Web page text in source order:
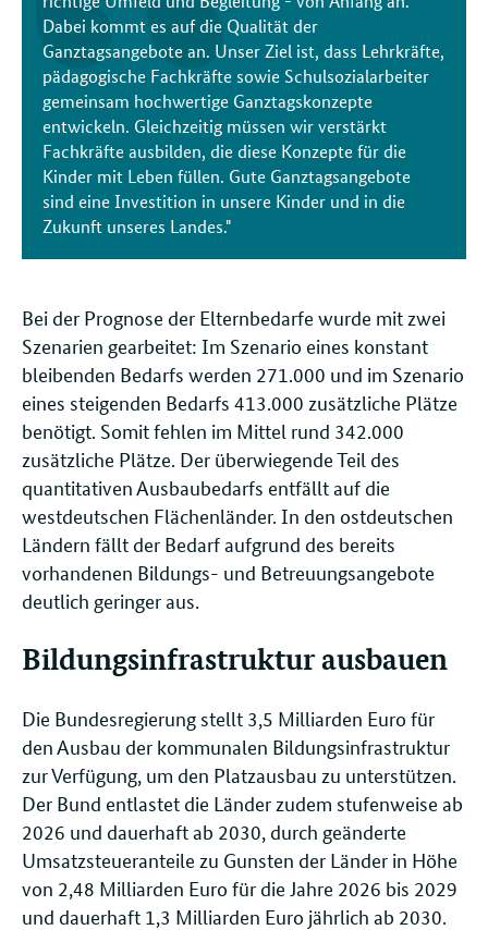
Dabei kommt es auf die Qualität der
Ganztagsangebote an. Unser Ziel ist, dass Lehrkräfte,
pädagogische Fachkräfte sowie Schulsozialarbeiter
gemeinsam hochwertige Ganztagskonzepte
entwickeln. Gleichzeitig müssen wir verstärkt
Fachkräfte ausbilden, die diese Konzepte für die
Kinder mit Leben füllen. Gute Ganztagsangebote
sind eine Investition in unsere Kinder und in die
Zukunft unseres Landes."
Bei der Prognose der Elternbedarfe wurde mit zwei
Szenarien gearbeitet: Im Szenario eines konstant
bleibenden Bedarfs werden 271.000 und im Szenario
eines steigenden Bedarfs 413.000 zusätzliche Plätze
benötigt. Somit fehlen im Mittel rund 342.000
zusätzliche Plätze. Der überwiegende Teil des
quantitativen Ausbaubedarfs entfällt auf die
westdeutschen Flächenländer. In den ostdeutschen
Ländern fällt der Bedarf aufgrund des bereits
vorhandenen Bildungs- und Betreuungsangebote
deutlich geringer aus.
Bildungsinfrastruktur ausbauen
Die Bundesregierung stellt 3,5 Milliarden Euro für
den Ausbau der kommunalen Bildungsinfrastruktur
zur Verfügung, um den Platzausbau zu unterstützen.
Der Bund entlastet die Länder zudem stufenweise ab
2026 und dauerhaft ab 2030, durch geänderte
Umsatzsteueranteile zu Gunsten der Länder in Höhe
von 2,48 Milliarden Euro für die Jahre 2026 bis 2029
und dauerhaft 1,3 Milliarden Euro jährlich ab 2030.